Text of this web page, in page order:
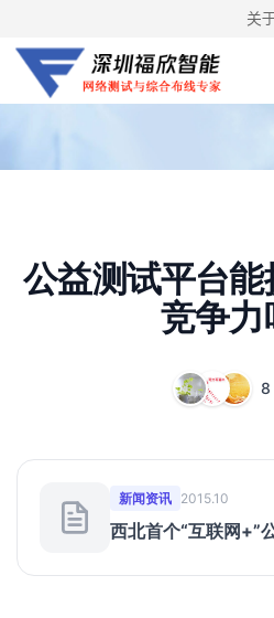
关
公益测试平台
竞争力
8
新闻资讯 2015.10
西北首个“互联网+”